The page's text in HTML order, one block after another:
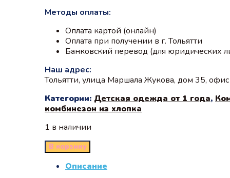
Методы оплаты:
Оплата картой (онлайн)
Оплата при получении в г. Тольятти
Банковский перевод (для юридических
Наш адрес:
Тольятти, улица Маршала Жукова, дом 35,
Категории: Детская одежда от 1 года,
комбинезон из хлопка
1 в наличии
В корзину
Описание